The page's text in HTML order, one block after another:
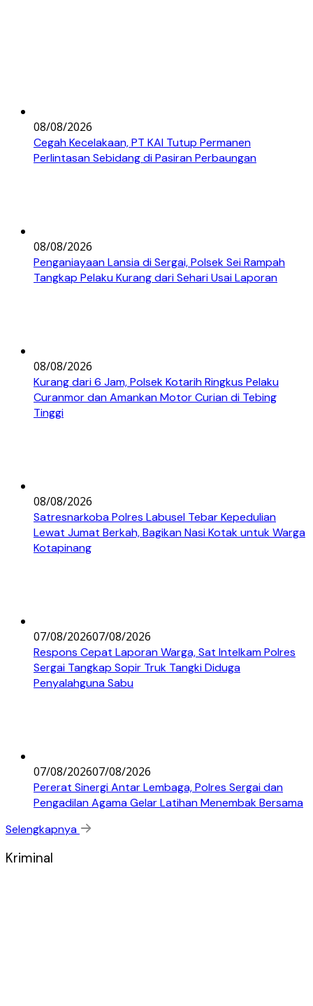
08/08/2026
Cegah Kecelakaan, PT KAI Tutup Permanen
Perlintasan Sebidang di Pasiran Perbaungan
08/08/2026
Penganiayaan Lansia di Sergai, Polsek Sei Rampah
Tangkap Pelaku Kurang dari Sehari Usai Laporan
08/08/2026
Kurang dari 6 Jam, Polsek Kotarih Ringkus Pelaku
Curanmor dan Amankan Motor Curian di Tebing
Tinggi
08/08/2026
Satresnarkoba Polres Labusel Tebar Kepedulian
Lewat Jumat Berkah, Bagikan Nasi Kotak untuk Warga
Kotapinang
07/08/202607/08/2026
Respons Cepat Laporan Warga, Sat Intelkam Polres
Sergai Tangkap Sopir Truk Tangki Diduga
Penyalahguna Sabu
07/08/202607/08/2026
Pererat Sinergi Antar Lembaga, Polres Sergai dan
Pengadilan Agama Gelar Latihan Menembak Bersama
Selengkapnya
Kriminal